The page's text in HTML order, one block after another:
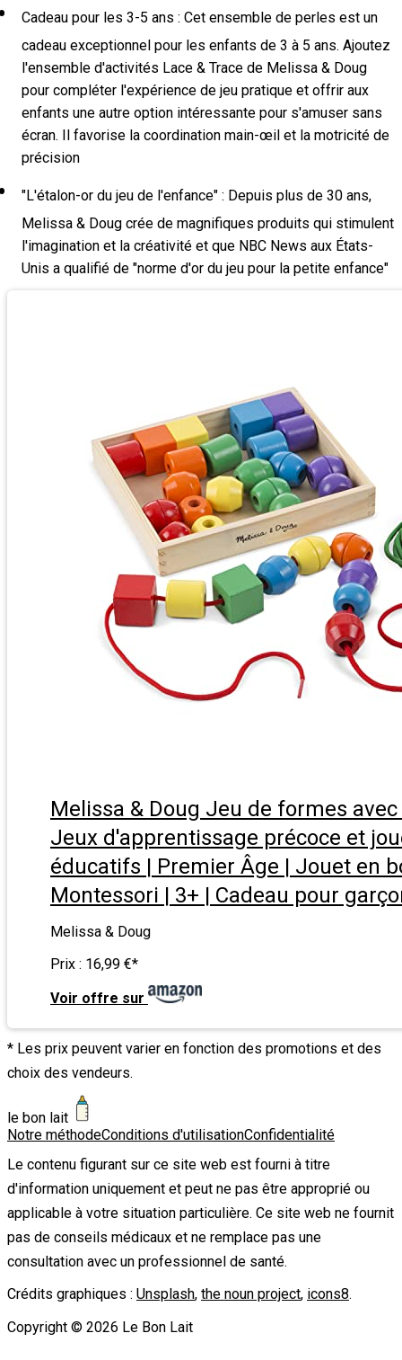
Cadeau pour les 3-5 ans : Cet ensemble de perles est un
cadeau exceptionnel pour les enfants de 3 à 5 ans. Ajoutez
l'ensemble d'activités Lace & Trace de Melissa & Doug
pour compléter l'expérience de jeu pratique et offrir aux
enfants une autre option intéressante pour s'amuser sans
écran. Il favorise la coordination main-œil et la motricité de
précision
"L'étalon-or du jeu de l'enfance" : Depuis plus de 30 ans,
Melissa & Doug crée de magnifiques produits qui stimulent
l'imagination et la créativité et que NBC News aux États-
Unis a qualifié de "norme d'or du jeu pour la petite enfance"
Melissa & Doug Jeu de formes
Jeux d'apprentissage précoce et
éducatifs | Premier Âge | Jouet en
Montessori | 3+ | Cadeau pour
Melissa & Doug
Prix : 16,99 €*
Voir offre sur
* Les prix peuvent varier en fonction des promotions et des
choix des vendeurs.
le bon lait
Notre méthodeConditions d'utilisationConfidentialité
Le contenu figurant sur ce site web est fourni à titre
d'information uniquement et peut ne pas être approprié ou
applicable à votre situation particulière. Ce site web ne fournit
pas de conseils médicaux et ne remplace pas une
consultation avec un professionnel de santé.
Crédits graphiques : Unsplash, the noun project, icons8.
Copyright © 2026 Le Bon Lait